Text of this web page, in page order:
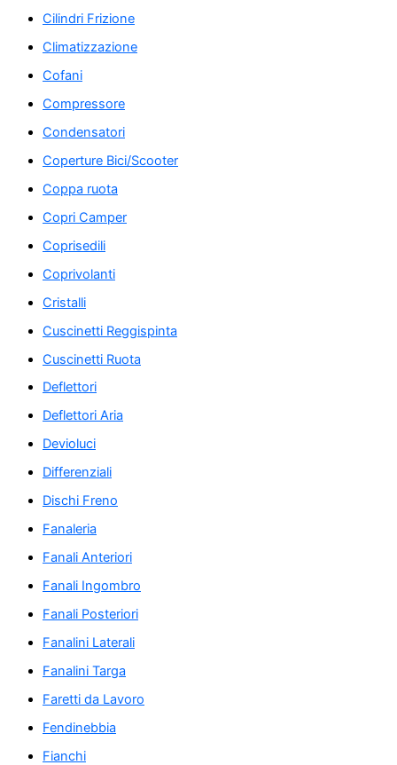
Cilindri Frizione
Climatizzazione
Cofani
Compressore
Condensatori
Coperture Bici/Scooter
Coppa ruota
Copri Camper
Coprisedili
Coprivolanti
Cristalli
Cuscinetti Reggispinta
Cuscinetti Ruota
Deflettori
Deflettori Aria
Devioluci
Differenziali
Dischi Freno
Fanaleria
Fanali Anteriori
Fanali Ingombro
Fanali Posteriori
Fanalini Laterali
Fanalini Targa
Faretti da Lavoro
Fendinebbia
Fianchi